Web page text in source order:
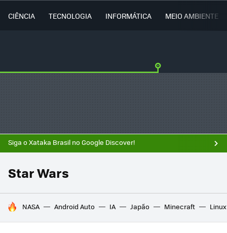
CIÊNCIA TECNOLOGIA INFORMÁTICA MEIO AMBIENTE
Siga o Xataka Brasil no Google Discover!
Star Wars
TENDÊNCIAS DO DIA
NASA Android Auto IA Japão Minecraft Linux